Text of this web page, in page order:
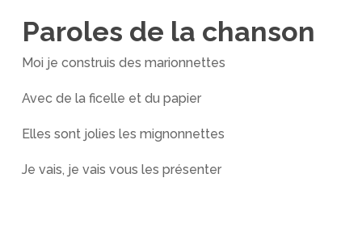
Paroles de la chanson
Moi je construis des marionnettes
Avec de la ficelle et du papier
Elles sont jolies les mignonnettes
Je vais, je vais vous les présenter